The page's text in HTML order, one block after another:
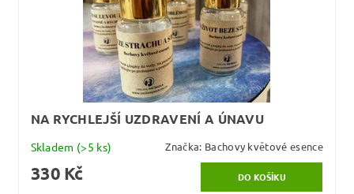
NA RYCHLEJŠÍ UZDRAVENÍ A ÚNAVU
Skladem (>5 ks) Značka: Bachovy květové esence
330 Kč